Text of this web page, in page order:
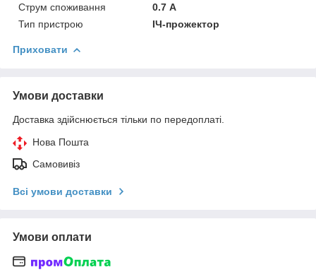
Струм споживання
0.7 А
Тип пристрою
ІЧ-прожектор
Приховати
Умови доставки
Доставка здійснюється тільки по передоплаті.
Нова Пошта
Самовивіз
Всі умови доставки
Умови оплати